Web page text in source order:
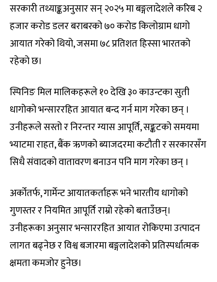
सरकारी तथ्याङ्कअनुसार सन् २०२५ मा बङ्गलादेशले करिब २
हजार करोड डलर बराबरको ७० करोड किलोग्राम धागो
आयात गरेको थियो, जसमा ७८ प्रतिशत हिस्सा भारतको
रहेको छ।
स्पिनिङ मिल मालिकहरूले १० देखि ३० काउन्टका सुती
धागोको भन्साररहित आयात बन्द गर्न माग गरेका छन् ।
उनीहरूले सस्तो र निरन्तर ग्यास आपूर्ति, सङ्कटको समयमा
भ्याटमा राहत, बैंक ऋणको ब्याजदरमा कटौती र सरकारसँग
सिधै संवादको वातावरण बनाउन पनि माग गरेका छन् ।
अर्कोतर्फ, गार्मेन्ट आयातकर्ताहरू भने भारतीय धागोको
गुणस्तर र नियमित आपूर्ति राम्रो रहेको बताउँछन्।
उनीहरूका अनुसार भन्साररहित आयात रोकिएमा उत्पादन
लागत बढ्नेछ र विश्व बजारमा बङ्गलादेशको प्रतिस्पर्धात्मक
क्षमता कमजोर हुनेछ।